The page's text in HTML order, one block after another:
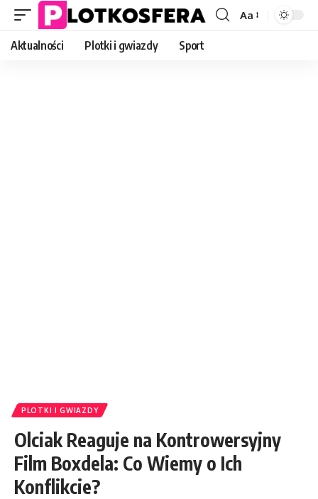
Font
Aa
Aktualności Plotki i gwiazdy Sport
PLOTKI I GWIAZDY
Olciak Reaguje na Kontrowersyjny
Film Boxdela: Co Wiemy o Ich
Konflikcie?